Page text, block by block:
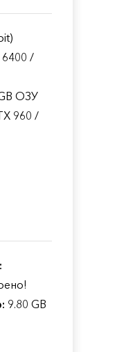
/
ОЗУ
960 /
9.80 GB